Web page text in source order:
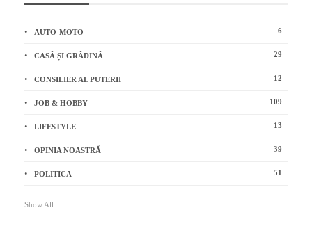
AUTO-MOTO 6
CASĂ ȘI GRĂDINĂ 29
CONSILIER AL PUTERII 12
JOB & HOBBY 109
LIFESTYLE 13
OPINIA NOASTRĂ 39
POLITICA 51
Show All